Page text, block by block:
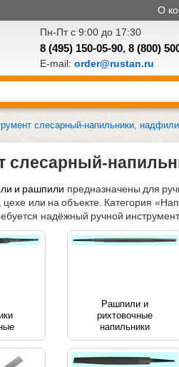
О
Пн-Пт с 9:00 до 17:30
8 (495) 150-05-90, 8 (800)
E-mail: order@rustan.ru
слесарный-напильники, надфили
слесарный-
и рашпили предназначены для
цехе или на объекте. Категория
надёжный ручной
Рашпили и
рихтовочные
напильники